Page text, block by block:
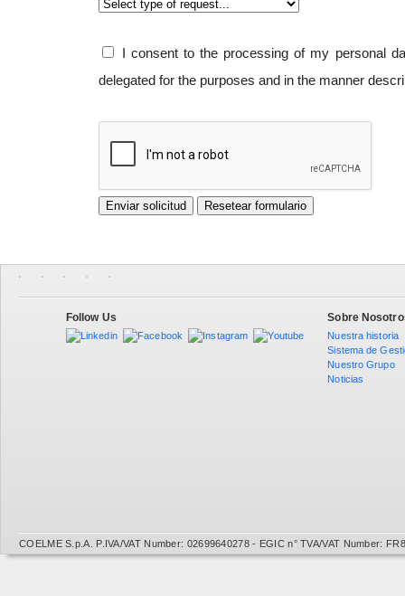
I consent to the processing of my personal
delegated for the purposes and in the manner
Follow Us Sobre
Nuestra historia
Sistema de
Nuestro Grupo
Noticias
COELME S.p.A. P.IVA/VAT Number: 02699640278 - EGIC n° TVA/VAT Number: